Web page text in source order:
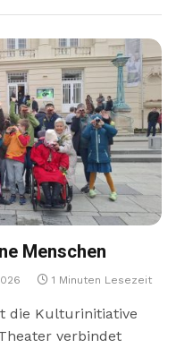
Menschen
1 Minuten Lesezeit
die Kulturinitiative
verbindet